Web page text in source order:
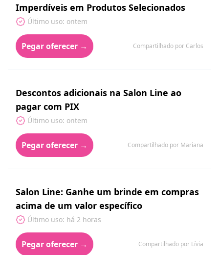
Imperdíveis em Produtos Selecionados
Último uso: ontem
Pegar oferecer → Compartilhado por Carlos
Descontos adicionais na Salon Line ao
pagar com PIX
Último uso: ontem
Pegar oferecer → Compartilhado por Mariana
Salon Line: Ganhe um brinde em compras
acima de um valor específico
Último uso: há 2 horas
Pegar oferecer → Compartilhado por Lívia